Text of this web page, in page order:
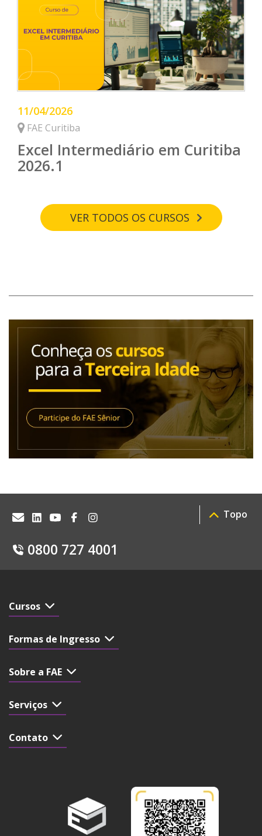
11/04/2026
FAE Curitiba
Excel Intermediário em Curitiba
2026.1
VER TODOS OS CURSOS
0800 727 4001
Topo
Cursos
Formas de Ingresso
Sobre a FAE
Serviços
Contato